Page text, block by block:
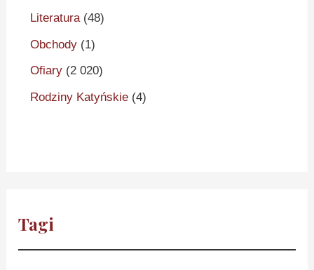
Literatura(48)
Obchody (1)
Ofiary (2 020)
Rodziny Katyńskie (4)
Tagi